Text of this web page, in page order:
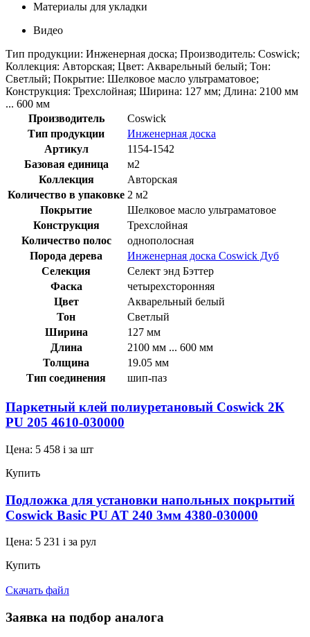
Материалы для укладки
Видео
Тип продукции: Инженерная доска; Производитель: Coswick;
Коллекция: Авторская; Цвет: Акварельный белый; Тон:
Светлый; Покрытие: Шелковое масло ультраматовое;
Конструкция: Трехслойная; Ширина: 127 мм; Длина: 2100 мм
... 600 мм
Производитель
Coswick
Тип продукции
Инженерная доска
Артикул
1154-1542
Базовая единица
м2
Коллекция
Авторская
Количество в упаковке 2 м2
Покрытие
Шелковое масло ультраматовое
Конструкция
Трехслойная
Количество полос
однополосная
Порода дерева
Инженерная доска Coswick Дуб
Селекция
Селект энд Бэттер
Фаска
четырехсторонняя
Цвет
Акварельный белый
Тон
Светлый
Ширина
127 мм
Длина
2100 мм ... 600 мм
Толщина
19.05 мм
Тип соединения
шип-паз
Паркетный клей полиуретановый Coswick 2К
PU 205 4610-030000
Цена: 5 458 i за шт
Купить
Подложка для установки напольных покрытий
Coswick Basic PU AT 240 3мм 4380-030000
Цена: 5 231 i за рул
Купить
Скачать файл
Заявка на подбор аналога